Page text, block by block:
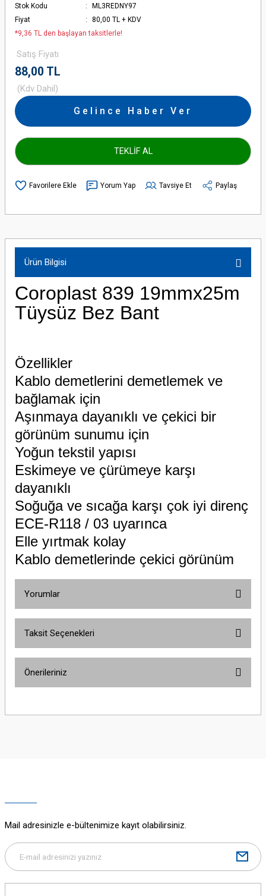
Stok Kodu
ML3REDNY97
Fiyat
80,00 TL + KDV
*9,36 TL den başlayan taksitlerle!
Satış Fiyatı
88,00 TL
(Kdv Dahil)
Gelince Haber Ver
TEKLİF AL
Yorum Yap Tavsiye Et Paylaş
Ürün Bilgisi
Coroplast 839 19mmx25m
Tüysüz Bez Bant
Özellikler
Kablo demetlerini demetlemek ve
bağlamak için
Aşınmaya dayanıklı ve çekici bir
görünüm sunumu için
Yoğun tekstil yapısı
Eskimeye ve çürümeye karşı
dayanıklı
Soğuğa ve sıcağa karşı çok iyi direnç
ECE-R118 / 03 uyarınca
Elle yırtmak kolay
Kablo demetlerinde çekici görünüm
Yorumlar
Taksit Seçenekleri
Önerileriniz
yetersiz gördüğünüz noktaları öneri formunu kullanarak tarafımıza
Bu ürüne benzer farklı alternatifler olmalı.
Mail adresinizle e-bültenimize kayıt olabilirsiniz.